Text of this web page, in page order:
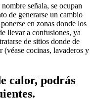
señala, se ocupan
de generarse un cambio
en zonas donde los
llevar a confusiones, ya
de sitios donde de
(véase cocinas, lavaderos y
calor, podrás